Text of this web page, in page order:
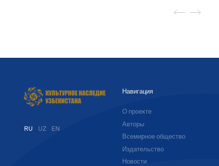
RU UZ EN
Навигация
О проекте
Авторы
Всемирное общество
Издательство
Новости